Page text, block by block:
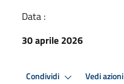
Data :
30 aprile 2026
Condividi Vedi azioni